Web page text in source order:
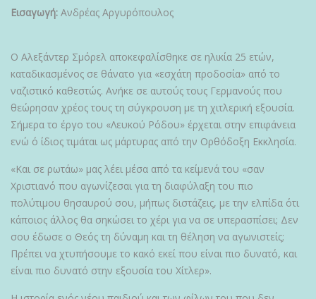
Εισαγωγή: Ανδρέας Αργυρόπουλος
Ο Αλεξάντερ Σμόρελ αποκεφαλίσθηκε σε ηλικία 25 ετών,
καταδικασμένος σε θάνατο για «εσχάτη προδοσία» από το
ναζιστικό καθεστώς. Ανήκε σε αυτούς τους Γερμανούς που
θεώρησαν χρέος τους τη σύγκρουση με τη χιτλερική εξουσία.
Σήμερα το έργο του «Λευκού Ρόδου» έρχεται στην επιφάνεια
ενώ ό ίδιος τιμάται ως μάρτυρας από την Ορθόδοξη Εκκλησία.
«Και σε ρωτάω» μας λέει μέσα από τα κείμενά του «σαν
Χριστιανό που αγωνίζεσαι για τη διαφύλαξη του πιο
πολύτιμου θησαυρού σου, μήπως διστάζεις, με την ελπίδα ότι
κάποιος άλλος θα σηκώσει το χέρι για να σε υπερασπίσει; Δεν
σου έδωσε ο Θεός τη δύναμη και τη θέληση να αγωνιστείς;
Πρέπει να χτυπήσουμε το κακό εκεί που είναι πιο δυνατό, και
είναι πιο δυνατό στην εξουσία του Χίτλερ».